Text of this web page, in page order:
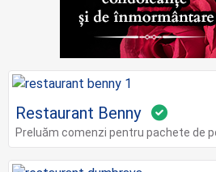
Restaurant Benny
Preluăm comenzi pentru pachete de